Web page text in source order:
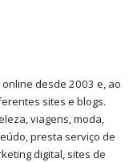
desde 2003 e, ao
sites e blogs.
viagens, moda,
presta serviço de
digital, sites de